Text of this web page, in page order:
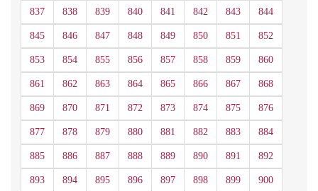
837 838 839 840 841 842 843 844
845 846 847 848 849 850 851 852
853 854 855 856 857 858 859 860
861 862 863 864 865 866 867 868
869 870 871 872 873 874 875 876
877 878 879 880 881 882 883 884
885 886 887 888 889 890 891 892
893 894 895 896 897 898 899 900